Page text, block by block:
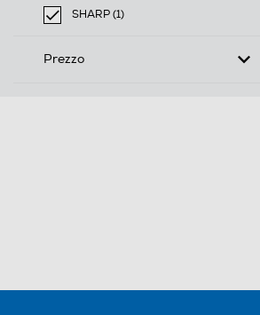
SHARP (1)
Prezzo